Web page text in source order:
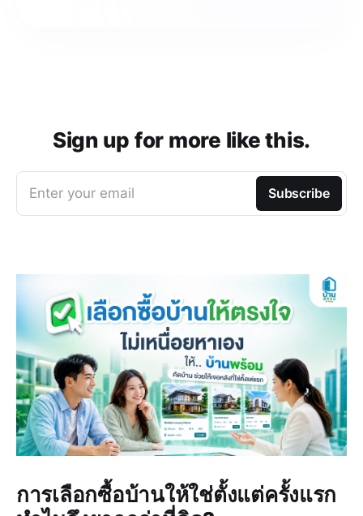
Sign up for more like this.
Enter your email Subscribe
การเลือกซื้อบ้านให้ใช่ตั้งแต่ครั้งแรก